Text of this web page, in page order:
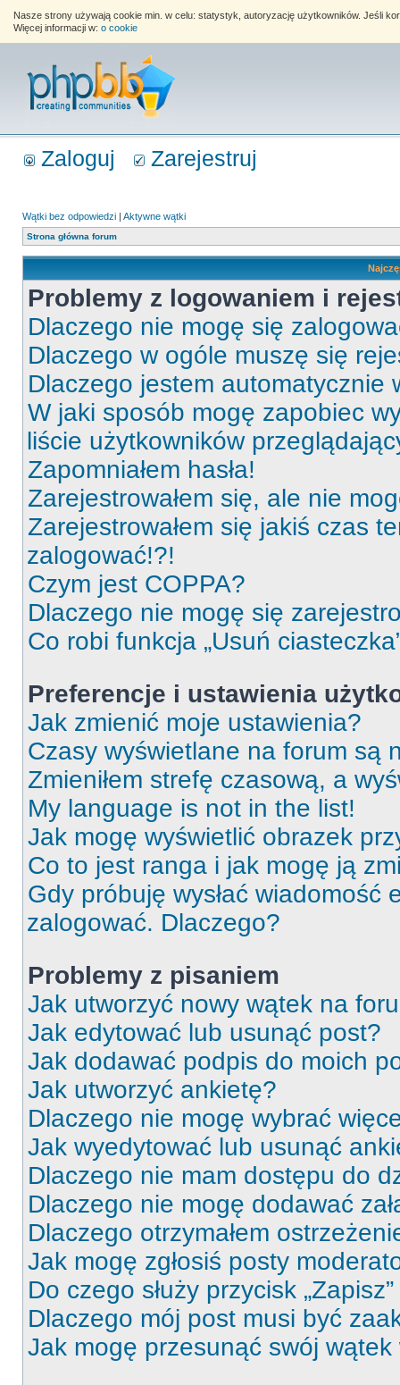
Nasze strony używają cookie min. w celu: statystyk, autoryzację użytkowników. Jeśli
Więcej informacji w: o cookie
Zaloguj Zarejestruj
Wątki bez odpowiedzi | Aktywne wątki
Strona główna forum
Problemy z logowaniem i
Dlaczego nie mogę się
Dlaczego w ogóle muszę się
Dlaczego jestem automatycznie
W jaki sposób mogę zapobiec
liście użytkowników
Zapomniałem hasła!
Zarejestrowałem się, ale nie
Zarejestrowałem się jakiś czas
zalogować!?!
Czym jest COPPA?
Dlaczego nie mogę się
Co robi funkcja „Usuń
Preferencje i ustawienia
Jak zmienić moje ustawienia?
Czasy wyświetlane na forum są
Zmieniłem strefę czasową, a
My language is not in the list!
Jak mogę wyświetlić obrazek
Co to jest ranga i jak mogę ją
Gdy próbuję wysłać wiadomość
zalogować. Dlaczego?
Problemy z pisaniem
Jak utworzyć nowy wątek na
Jak edytować lub usunąć post?
Jak dodawać podpis do moich
Jak utworzyć ankietę?
Dlaczego nie mogę wybrać
Jak wyedytować lub usunąć
Dlaczego nie mam dostępu do
Dlaczego nie mogę dodawać
Dlaczego otrzymałem
Jak mogę zgłosiś posty
Do czego służy przycisk
Dlaczego mój post musi być
Jak mogę przesunąć swój wątek